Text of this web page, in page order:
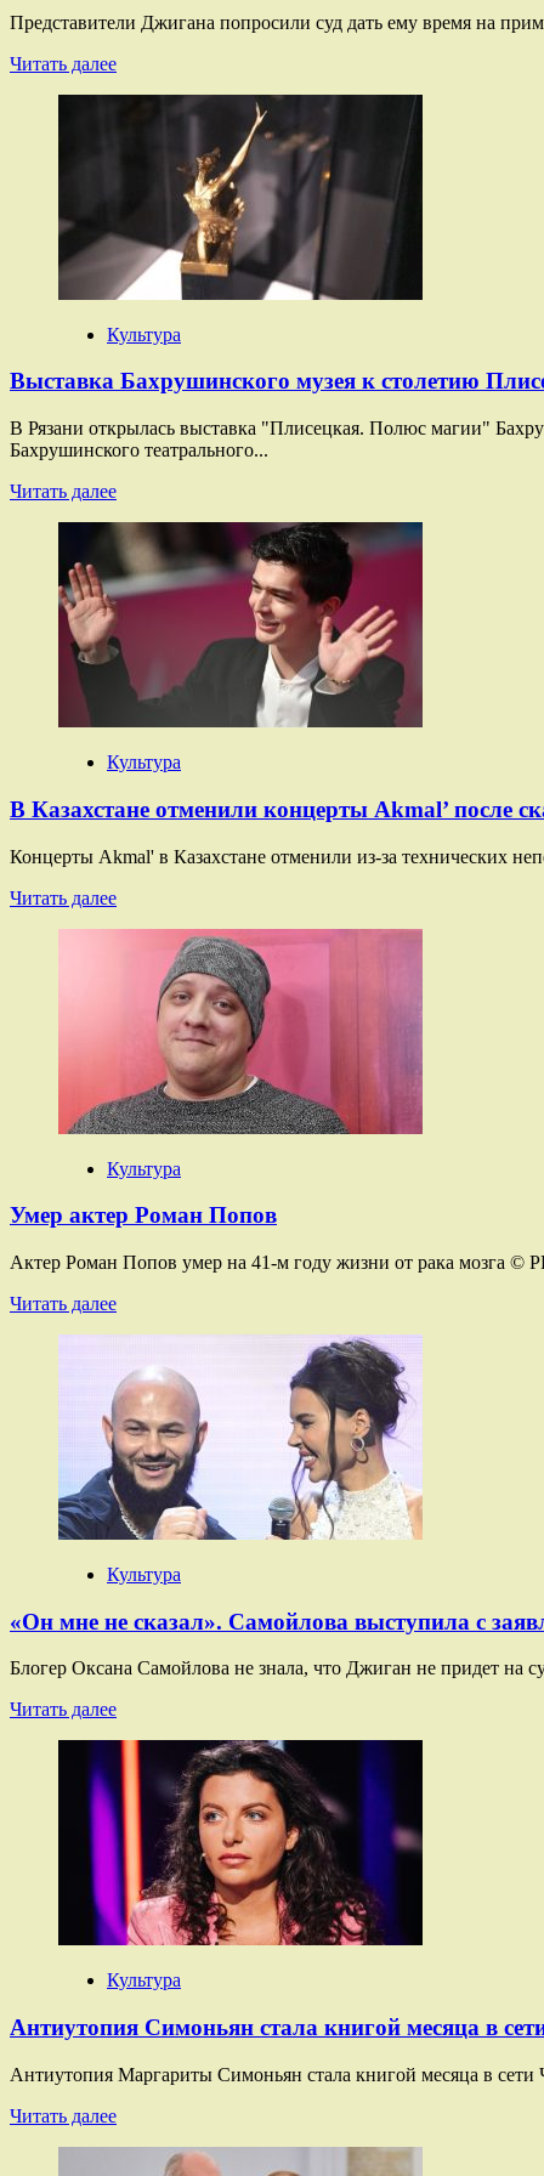
Представители Джигана попросили суд дать ему время на
Читать далееПрочитать
попросили
время
примирение
с
Самойловой
Культура
Выставка Бахрушинского музея к столетию
В Рязани открылась выставка "Плисецкая. Полюс магии"
Бахрушинского театрального...
Читать далееПрочитать
Выставка
Бахрушинского
музея
столетию
Плисецкой
открылась
Рязани
Культура
В Казахстане отменили концерты Akmal’ после
Концерты Akmal' в Казахстане отменили из-за технических
Читать далееПрочитать
Казахстане
отменили
концерты
Akmal’
скандала
с
желто-
синим
пакетом
Культура
Умер актер Роман Попов
Актер Роман Попов умер на 41-м году жизни от рака мозга ©
Читать далееПрочитать
Умер
актер
Роман
Попов
Культура
«Он мне не сказал». Самойлова выступила с
Блогер Оксана Самойлова не знала, что Джиган не придет
Читать далееПрочитать
мне
не
сказал».
Самойлова
выступила
заявлением
о
разводе
с
Культура
Антиутопия Симоньян стала книгой месяца в
Антиутопия Маргариты Симоньян стала книгой месяца в
Читать далееПрочитать